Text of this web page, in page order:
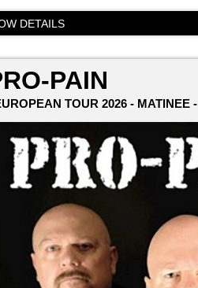
DETAILS
PAIN
TOUR 2026 - MATINEE -